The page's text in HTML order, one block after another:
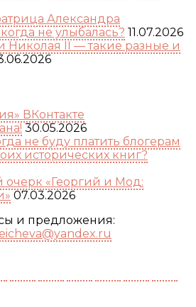
Александра
не улыбалась? 11.07.2026
Николая II — такие разные и
ВКонтакте
30.05.2026
не буду платить блогерам
исторических книг?
очерк «Георгий и Мод:
07.03.2026
и предложения: